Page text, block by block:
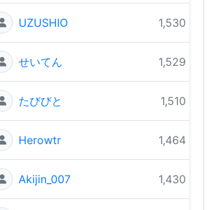
UZUSHIO 1,530 pts
せいてん 1,529 pts
たびびと 1,510 pts
Herowtr 1,464 pts
Akijin_007 1,430 pts